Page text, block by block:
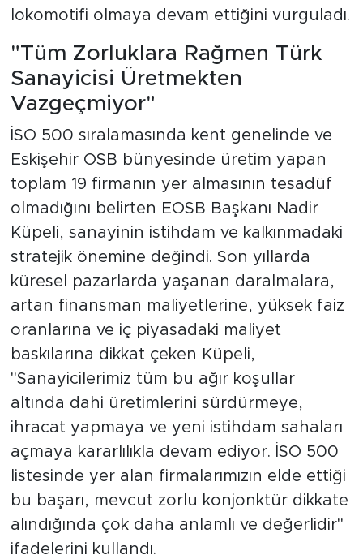
lokomotifi olmaya devam ettiğini vurguladı.
"Tüm Zorluklara Rağmen Türk
Sanayicisi Üretmekten
Vazgeçmiyor"
İSO 500 sıralamasında kent genelinde ve
Eskişehir OSB bünyesinde üretim yapan
toplam 19 firmanın yer almasının tesadüf
olmadığını belirten EOSB Başkanı Nadir
Küpeli, sanayinin istihdam ve kalkınmadaki
stratejik önemine değindi. Son yıllarda
küresel pazarlarda yaşanan daralmalara,
artan finansman maliyetlerine, yüksek faiz
oranlarına ve iç piyasadaki maliyet
baskılarına dikkat çeken Küpeli,
"Sanayicilerimiz tüm bu ağır koşullar
altında dahi üretimlerini sürdürmeye,
ihracat yapmaya ve yeni istihdam sahaları
açmaya kararlılıkla devam ediyor. İSO 500
listesinde yer alan firmalarımızın elde ettiği
bu başarı, mevcut zorlu konjonktür dikkate
alındığında çok daha anlamlı ve değerlidir"
ifadelerini kullandı.